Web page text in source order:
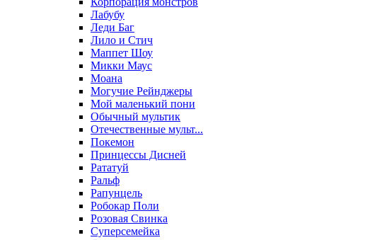
Лабубу
Леди Баг
Лило и Стич
Маппет Шоу
Микки Маус
Моана
Могучие Рейнджеры
Мой маленький пони
Обычный мультик
Отечественные мульт...
Покемон
Принцессы Дисней
Рататуй
Ральф
Рапунцель
Робокар Поли
Розовая Свинка
Суперсемейка